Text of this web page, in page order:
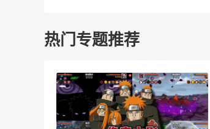
热门专题推荐